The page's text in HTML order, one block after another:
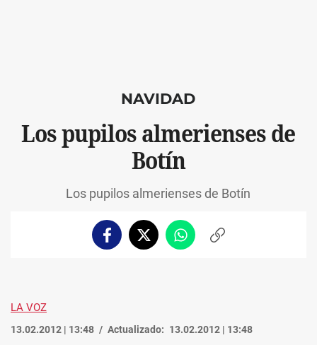
NAVIDAD
Los pupilos almerienses de
Botín
Los pupilos almerienses de Botín
FacebookTwitterWhatsappCopiar
LA VOZ
13.02.2012 | 13:48 Actualizado: 13.02.2012 | 13:48